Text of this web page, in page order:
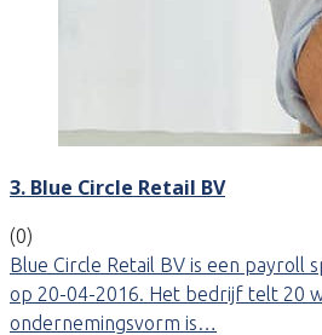
3. Blue Circle Retail BV
(0)
Blue Circle Retail BV is een payroll
op 20-04-2016. Het bedrijf telt 20
ondernemingsvorm is…